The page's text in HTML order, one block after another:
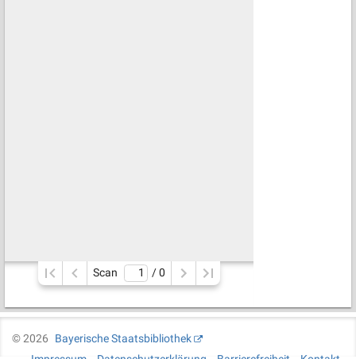
Scan / 0
©2026
Bayerische Staatsbibliothek